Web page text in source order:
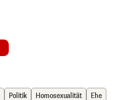
Politik Homosexualität Ehe